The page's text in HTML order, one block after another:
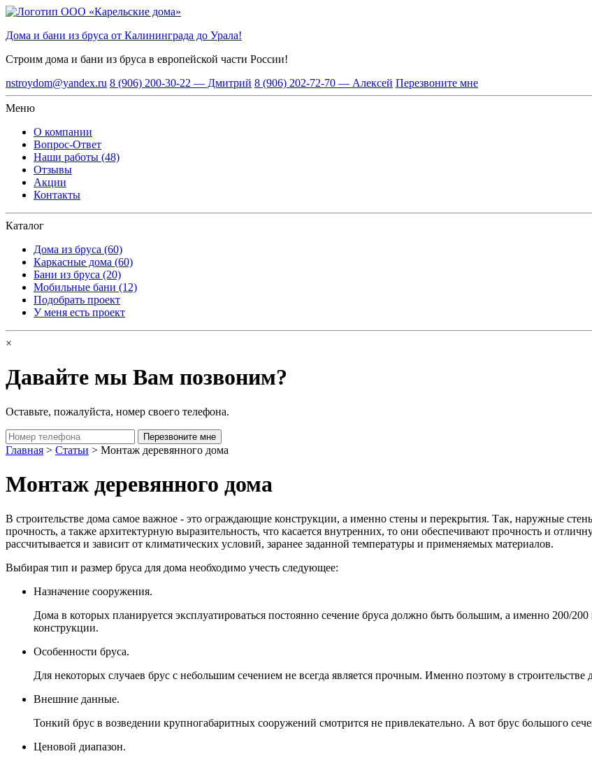
Дома и бани из бруса от Калининграда до Урала!
Строим дома и бани из бруса в европейской части России!
nstroydom@yandex.ru 8 (906) 200-30-22 — Дмитрий 8 (906) 202-72-70 — Алексей Перезвоните мне
Меню
О компании
Вопрос-Ответ
Наши работы (48)
Отзывы
Акции
Контакты
Каталог
Дома из бруса (60)
Каркасные дома (60)
Бани из бруса (20)
Мобильные бани (12)
Подобрать проект
У меня есть проект
×
Давайте мы Вам позвоним?
Оставьте, пожалуйста, номер своего телефона.
Главная > Статьи > Монтаж деревянного дома
Монтаж деревянного дома
В строительстве дома самое важное - это ограждающие конструкции, а именно стены и перекрытия. Так, наружные
прочность, а также архитектурную выразительность, что касается внутренних, то они обеспечивают прочность и
рассчитывается и зависит от климатических условий, заранее заданной температуры и применяемых материалов.
Выбирая тип и размер бруса для дома необходимо учесть следующее:
Назначение сооружения.
Дома в которых планируется эксплуатироваться постоянно сечение бруса должно быть большим, а именно 200/
конструкции.
Особенности бруса.
Для некоторых случаев брус с небольшим сечением не всегда является прочным. Именно поэтому в строительстве
Внешние данные.
Тонкий брус в возведении крупногабаритных сооружений смотрится не привлекательно. А вот брус большого
Ценовой диапазон.